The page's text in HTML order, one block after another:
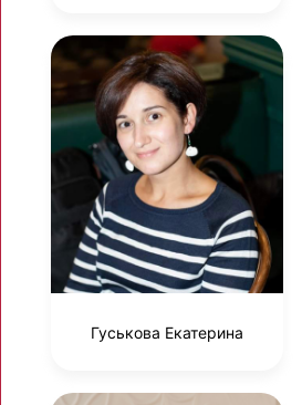
Гуськова Екатерина